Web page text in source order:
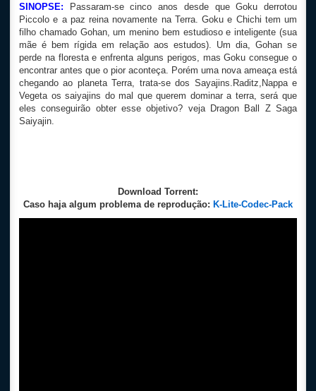
SINOPSE: Passaram-se cinco anos desde que Goku derrotou
Piccolo e a paz reina novamente na Terra. Goku e Chichi tem um
filho chamado Gohan, um menino bem estudioso e inteligente (sua
mãe é bem rígida em relação aos estudos). Um dia, Gohan se
perde na floresta e enfrenta alguns perigos, mas Goku consegue o
encontrar antes que o pior aconteça. Porém uma nova ameaça está
chegando ao planeta Terra, trata-se dos Sayajins.Raditz,Nappa e
Vegeta os saiyajins do mal que querem dominar a terra, será que
eles conseguirão obter esse objetivo? veja Dragon Ball Z Saga
Saiyajin.
Download Torrent:
Caso haja algum problema de reprodução: K-Lite-Codec-Pack